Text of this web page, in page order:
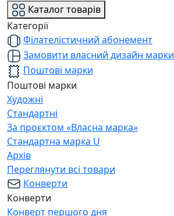
Каталог товарів
Категорії
Філателістичний абонемент
Замовити власний дизайн марки
Поштові марки
Поштові марки
Художні
Стандартні
За проєктом «Власна марка»
Стандартна марка U
Архів
Переглянути всі товари
Конверти
Конверти
Конверт першого дня